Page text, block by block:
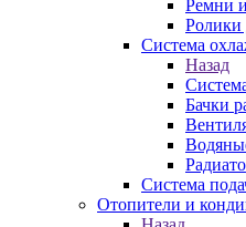
Ремни
Ролики
Система
Назад
Бачки
Система
Отопители и